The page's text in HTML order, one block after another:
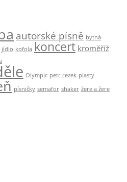
autorské písně bytná
jídlo kofola koncert kroměříž
Olympic petr rezek plasty
písničky semafor shaker žere a žere